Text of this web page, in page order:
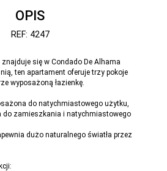
OPIS
REF: 4247
się w Condado De Alhama
ten apartament oferuje trzy pokoje
wyposażoną łazienkę.
do natychmiastowego użytku,
do zamieszkania i natychmiastowego
dużo naturalnego światła przez